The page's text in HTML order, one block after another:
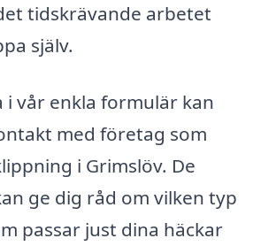
tidskrävande arbetet
själv.
i vår enkla formulär kan
med företag som
i Grimslöv. De
ge dig råd om vilken typ
passar just dina häckar